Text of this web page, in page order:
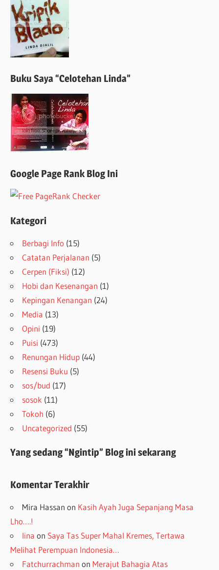
Buku Saya “Celotehan Linda”
Google Page Rank Blog Ini
Kategori
Berbagi Info (15)
Catatan Perjalanan (5)
Cerpen (Fiksi) (12)
Hobi dan Kesenangan (1)
Kepingan Kenangan (24)
Media (13)
Opini (19)
Puisi (473)
Renungan Hidup (44)
Resensi Buku (5)
sos/bud (17)
sosok (11)
Tokoh (6)
Uncategorized (55)
Yang sedang “Ngintip” Blog ini sekarang
Komentar Terakhir
Mira Hassan on Kasih Ayah Juga Sepanjang Masa
Lho….!
lina on Saya Tas Super Mahal Kremes, Tertawa
Melihat Perempuan Indonesia…
Fatchurrachman on Merajut Bahagia Atas